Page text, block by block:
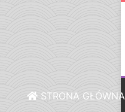
STRONA GŁÓWNA